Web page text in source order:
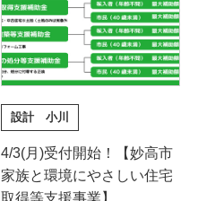
設計 小川
4/3(月)受付開始！【妙高市
家族と環境にやさしい住宅
取得等支援事業】